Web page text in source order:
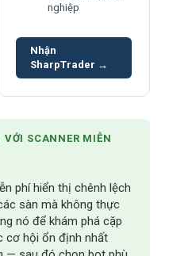
nghiệp
Nhận
SharpTrader →
SCANNER MIỄN
phí hiển thị chênh lệch
sàn mà không thực
nó để khám phá cặp
cơ hội ổn định nhất